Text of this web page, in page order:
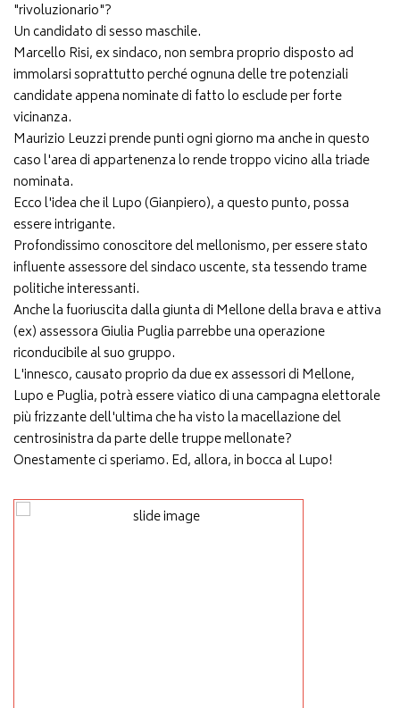
"rivoluzionario"?
Un candidato di sesso maschile.
Marcello Risi, ex sindaco, non sembra proprio disposto ad
immolarsi soprattutto perché ognuna delle tre potenziali
candidate appena nominate di fatto lo esclude per forte
vicinanza.
Maurizio Leuzzi prende punti ogni giorno ma anche in questo
caso l'area di appartenenza lo rende troppo vicino alla triade
nominata.
Ecco l'idea che il Lupo (Gianpiero), a questo punto, possa
essere intrigante.
Profondissimo conoscitore del mellonismo, per essere stato
influente assessore del sindaco uscente, sta tessendo trame
politiche interessanti.
Anche la fuoriuscita dalla giunta di Mellone della brava e attiva
(ex) assessora Giulia Puglia parrebbe una operazione
riconducibile al suo gruppo.
L'innesco, causato proprio da due ex assessori di Mellone,
Lupo e Puglia, potrà essere viatico di una campagna elettorale
più frizzante dell'ultima che ha visto la macellazione del
centrosinistra da parte delle truppe mellonate?
Onestamente ci speriamo. Ed, allora, in bocca al Lupo!